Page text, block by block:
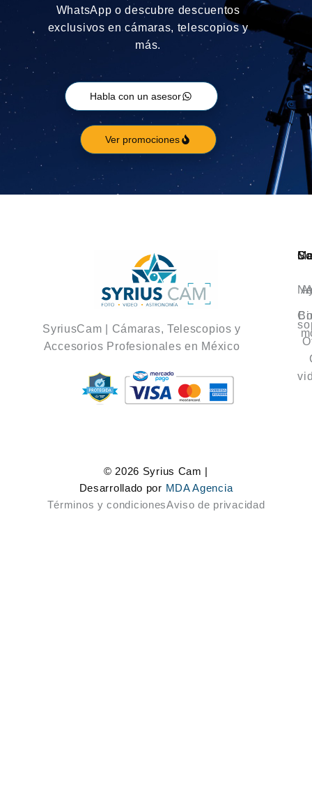
WhatsApp o descubre descuentos
exclusivos en cámaras, telescopios y
más.
Habla con un asesor
Ver promociones
SyriusCam | Cámaras, Telescopios y
Accesorios Profesionales en México
© 2026 Syrius Cam |
Desarrollado por MDA Agencia
Términos y condicionesAviso de privacidad